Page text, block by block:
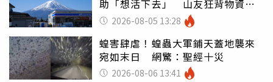
助「想活下去」 山友狂背物資上
山：台灣真的是寶島
2026-08-05 13:28
蝗害肆虐！蝗蟲大軍鋪天蓋地襲來
宛如末日 網驚：聖經十災
2026-08-06 13:41